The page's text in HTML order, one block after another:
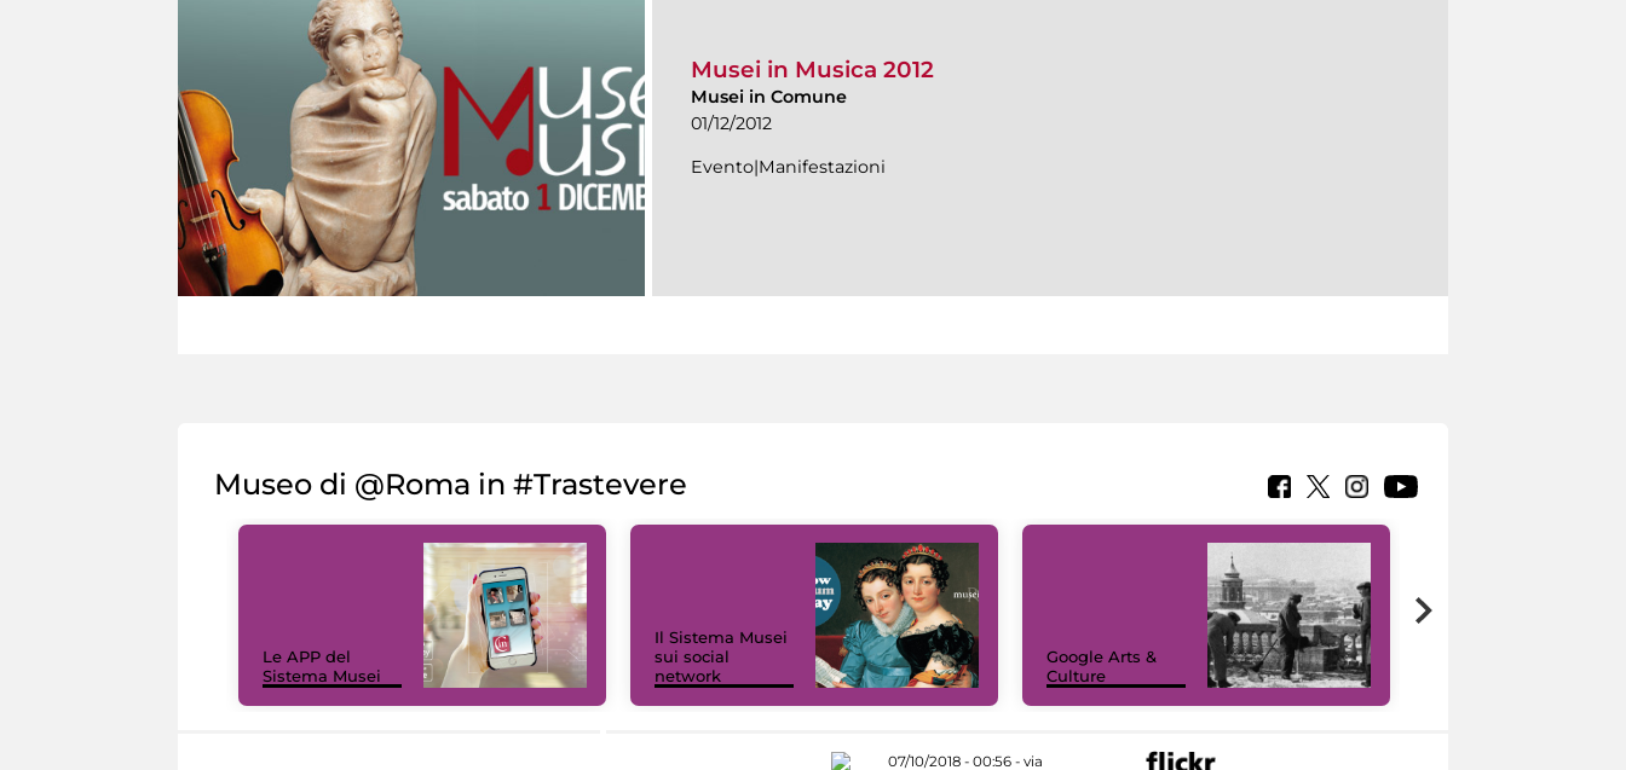
Musei in Musica 2012
Musei in Comune
01/12/2012
Evento|Manifestazioni
Museo di @Roma in #Trastevere
Le APP del
Sistema Musei
Il Sistema Musei
sui social
network
Google Arts &
Culture